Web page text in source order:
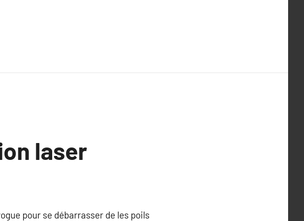
laser
pour se débarrasser de les poils